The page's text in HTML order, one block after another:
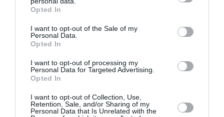
Opted In
I want to opt-out of the Sale of my
Personal Data.
Opted In
I want to opt-out of processing my
Personal Data for Targeted Advertising.
Opted In
I want to opt-out of Collection, Use,
Retention, Sale, and/or Sharing of my
Personal Data that Is Unrelated with the
η ΜΑΑΚΣΣ επικοινωνεί με τους ενδιαφερόμενους και
εγγραφής. Για την αξιολόγηση της αποδοχής της
συμμετοχής τους οι ενδιαφερόμενοι θα πρέπει να
ερμηνεύουν έργα της επιλογής τους.
Οργανωτική Επιτροπή